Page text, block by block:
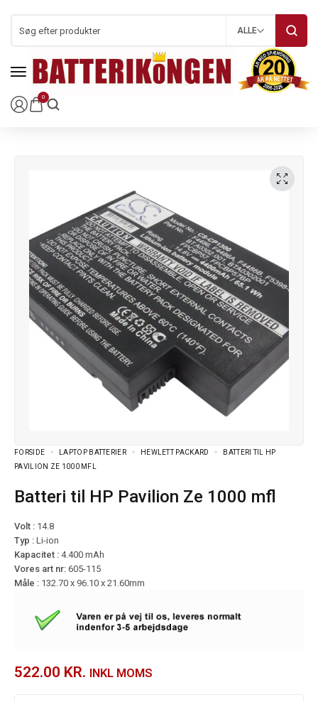
0
ALLE
FORSIDE LAPTOP BATTERIER HEWLETT PACKARD
BATTERI TIL HP
PAVILION ZE 1000 MFL
Batteri til HP Pavilion Ze 1000 mfl
Volt : 14.8
Typ : Li-ion
Kapacitet : 4.400 mAh
Vores art nr: 605-115
Måle : 132.70 x 96.10 x 21.60mm
522.00 KR. INKL MOMS